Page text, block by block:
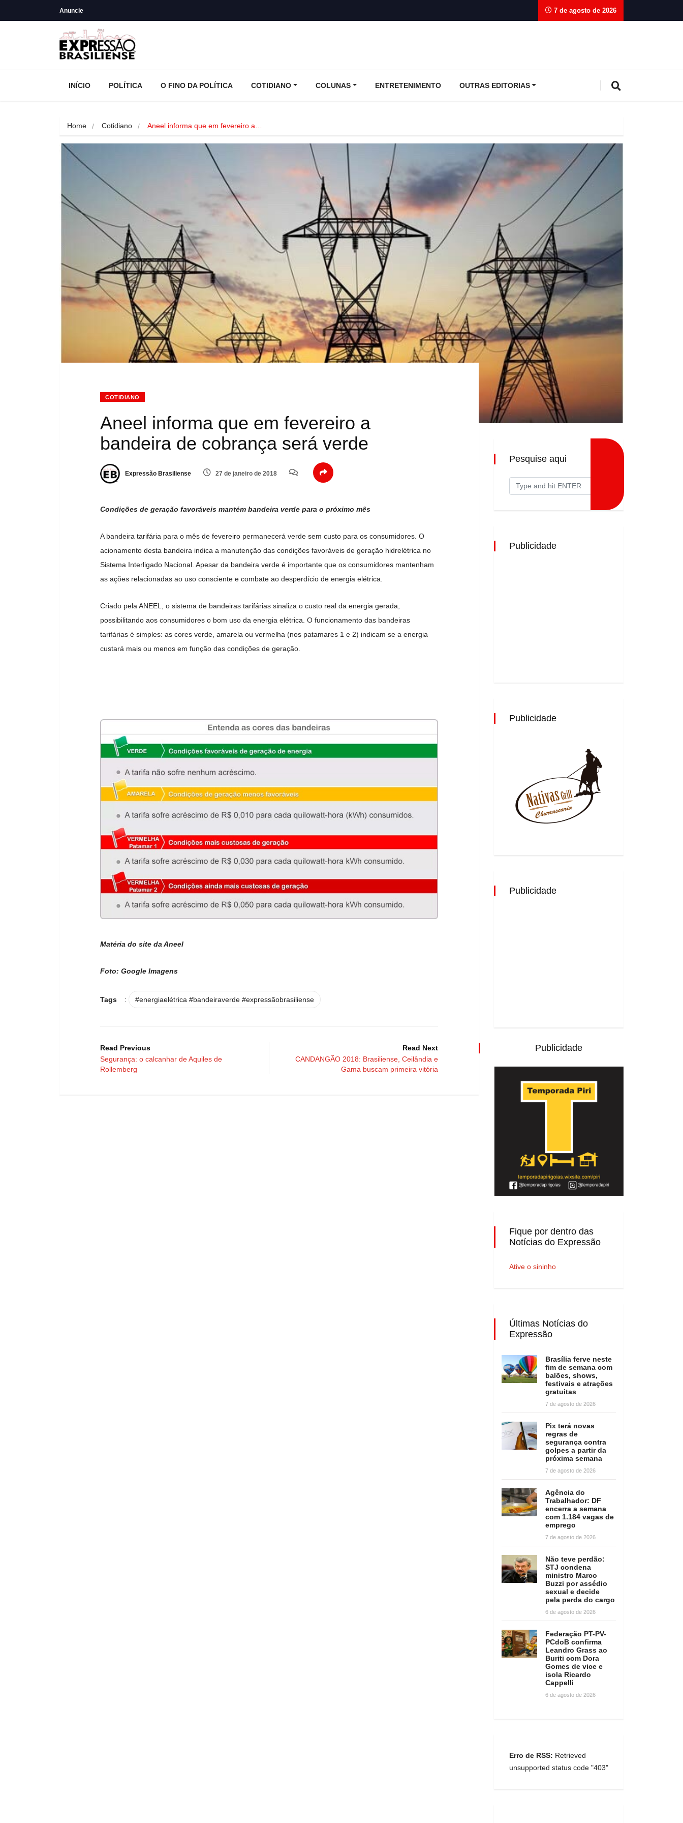
Anuncie 7 de agosto de 2026
INÍCIO POLÍTICA O FINO DA POLÍTICA COTIDIANO COLUNAS ENTRETENIMENTO OUTRAS EDITORIAS
Home Cotidiano Aneel informa que em fevereiro a…
COTIDIANO
Aneel informa que em fevereiro a
bandeira de cobrança será verde
Expressão Brasiliense 27 de janeiro de 2018
Condições de geração favoráveis mantém bandeira verde para o próximo mês
A bandeira tarifária para o mês de fevereiro permanecerá verde sem custo para os consumidores. O
acionamento desta bandeira indica a manutenção das condições favoráveis de geração hidrelétrica no
Sistema Interligado Nacional. Apesar da bandeira verde é importante que os consumidores mantenham
as ações relacionadas ao uso consciente e combate ao desperdício de energia elétrica.
Criado pela ANEEL, o sistema de bandeiras tarifárias sinaliza o custo real da energia gerada,
possibilitando aos consumidores o bom uso da energia elétrica. O funcionamento das bandeiras
tarifárias é simples: as cores verde, amarela ou vermelha (nos patamares 1 e 2) indicam se a energia
custará mais ou menos em função das condições de geração.
Matéria do site da Aneel
Foto: Google Imagens
Tags : #energiaelétrica #bandeiraverde #expressãobrasiliense
Read Previous
Segurança: o calcanhar de Aquiles de
Rollemberg
Read Next
CANDANGÃO 2018: Brasiliense, Ceilândia e
Gama buscam primeira vitória
Pesquise aqui
Publicidade
Publicidade
Publicidade
Publicidade
Fique por dentro das
Notícias do Expressão
Ative o sininho
Últimas Notícias do
Expressão
Brasília ferve neste
fim de semana com
balões, shows,
festivais e atrações
gratuitas
7 de agosto de 2026
Pix terá novas
regras de
segurança contra
golpes a partir da
próxima semana
7 de agosto de 2026
Agência do
Trabalhador: DF
encerra a semana
com 1.184 vagas de
emprego
7 de agosto de 2026
Não teve perdão:
STJ condena
ministro Marco
Buzzi por assédio
sexual e decide
pela perda do cargo
6 de agosto de 2026
Federação PT-PV-
PCdoB confirma
Leandro Grass ao
Buriti com Dora
Gomes de vice e
isola Ricardo
Cappelli
6 de agosto de 2026
Erro de RSS: Retrieved
unsupported status code "403"